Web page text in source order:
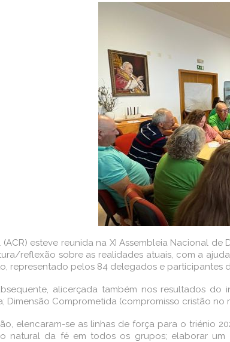
esteve reunida na XI Assembleia Nacional de
reflexão sobre as realidades atuais, com a
representado pelos 84 delegados e participantes
alicerçada também nos resultados do
Dimensão Comprometida (compromisso cristão no
elencaram-se as linhas de força para o triénio
natural da fé em todos os grupos; elaborar